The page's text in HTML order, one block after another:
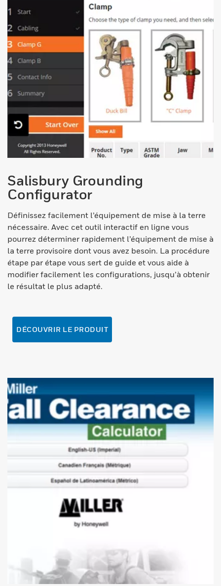
Salisbury Grounding
Configurator
Définissez facilement l’équipement de mise à la terre
nécessaire. Avec cet outil interactif en ligne vous
pourrez déterminer rapidement l’équipement de mise à
la terre provisoire dont vous avez besoin. La procédure
étape par étape vous sert de guide et vous aide à
modifier facilement les configurations, jusqu’à obtenir
le résultat le plus adapté.
DÉCOUVRIR LE PRODUIT